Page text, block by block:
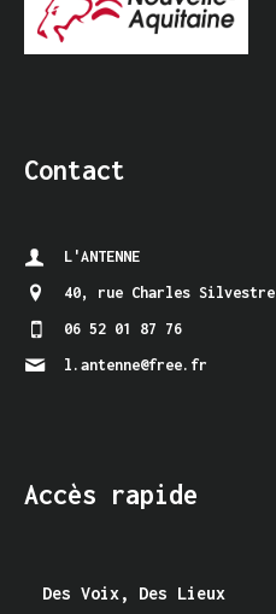
Contact
L'ANTENNE
40, rue Charles Silvestre
06 52 01 87 76
l.antenne@free.fr
Accès rapide
Des Voix, Des Lieux